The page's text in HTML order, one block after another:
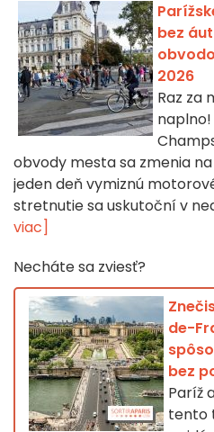
bez
2026
Raz za
naplno!
obvody mesta sa zmenia
jeden deň vymiznú
stretnutie sa uskutoční v
viac]
Necháte sa zviesť?
de-
bez
Paríž
tento